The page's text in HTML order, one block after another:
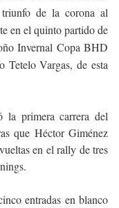
de la corona al
en el quinto partido de
Invernal Copa BHD
Tetelo Vargas, de esta
la primera carrera del
que Héctor Giménez
en el rally de tres
entradas en blanco